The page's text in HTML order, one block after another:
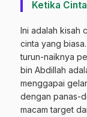
Ketika
Ini adalah kisah
cinta yang
turun-naiknya
bin Abdillah
menggapai
dengan panas-
macam target